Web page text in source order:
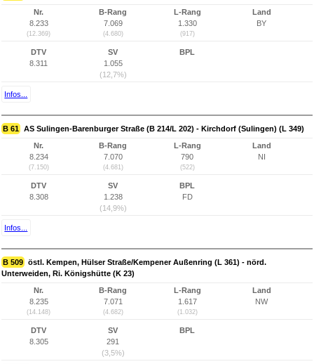
Nr.
8.233
(12.369)
B-Rang
7.069
(4.680)
L-Rang
1.330
(917)
Land
BY
DTV
8.311
SV
1.055
(12,7%)
BPL
Infos...
B 61 AS Sulingen-Barenburger Straße (B 214/L 202) - Kirchdorf (Sulingen) (L 349)
Nr.
8.234
(7.150)
B-Rang
7.070
(4.681)
L-Rang
790
(522)
Land
NI
DTV
8.308
SV
1.238
(14,9%)
BPL
FD
Infos...
B 509 östl. Kempen, Hülser Straße/Kempener Außenring (L 361) - nörd.
Unterweiden, Ri. Königshütte (K 23)
Nr.
8.235
(14.148)
B-Rang
7.071
(4.682)
L-Rang
1.617
(1.032)
Land
NW
DTV
8.305
SV
291
(3,5%)
BPL